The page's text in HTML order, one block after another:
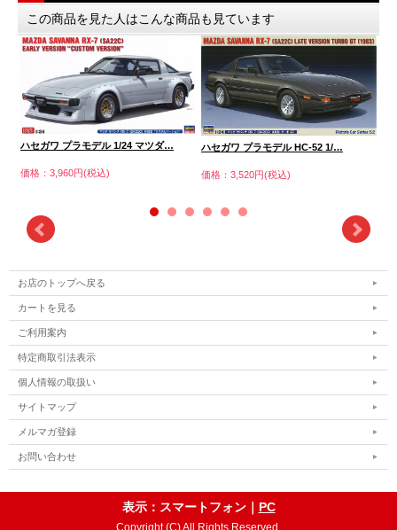
この商品を見た人はこんな商品も見ています
ハセガワ プラモデル 1/24 マツダ…
価格：3,960円(税込)
ハセガワ プラモデル HC-52 1/…
価格：3,520円(税込)
お店のトップへ戻る
カートを見る
ご利用案内
特定商取引法表示
個人情報の取扱い
サイトマップ
メルマガ登録
お問い合わせ
表示：スマートフォン｜ PC
Copyright (C) All Rights Reserved.